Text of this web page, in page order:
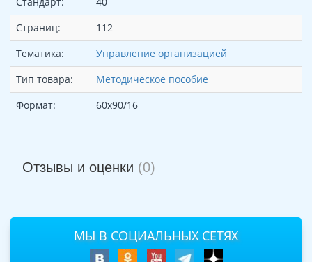
Страниц:
112
Тематика:
Управление организацией
Тип товара:
Методическое пособие
Формат:
60x90/16
Отзывы и оценки (0)
МЫ В СОЦИАЛЬНЫХ СЕТЯХ